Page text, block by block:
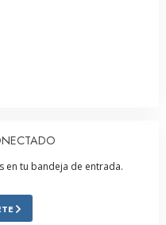
en tu bandeja de entrada.